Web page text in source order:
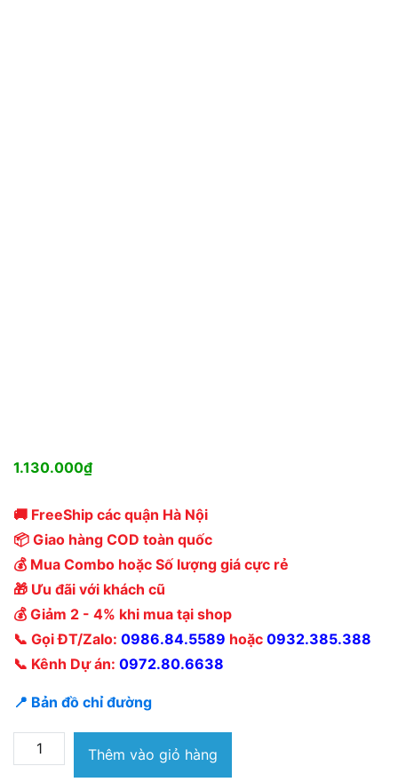
1.130.000₫
🚚 FreeShip các quận Hà Nội
📦 Giao hàng COD toàn quốc
💰 Mua Combo hoặc Số lượng giá cực rẻ
🎁 Ưu đãi với khách cũ
💰 Giảm 2 - 4% khi mua tại shop
📞 Gọi ĐT/Zalo: 0986.84.5589 hoặc 0932.385.388
📞 Kênh Dự án: 0972.80.6638
📍 Bản đồ chỉ đường
Quạt
lửng
Thêm vào giỏ hàng